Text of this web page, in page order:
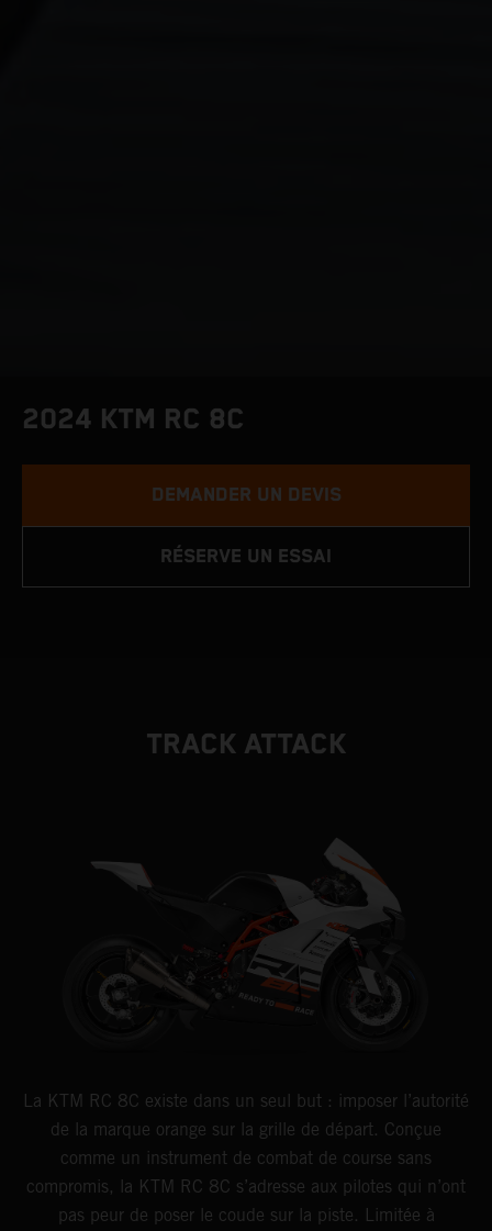
2024 KTM RC 8C
DEMANDER UN DEVIS
RÉSERVE UN ESSAI
TRACK ATTACK
La KTM RC 8C existe dans un seul but : imposer l’autorité
de la marque orange sur la grille de départ. Conçue
comme un instrument de combat de course sans
compromis, la KTM RC 8C s’adresse aux pilotes qui n’ont
pas peur de poser le coude sur la piste. Limitée à